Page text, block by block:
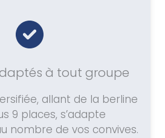
à tout groupe
allant de la berline
9 places, s’adapte
nombre de vos convives.